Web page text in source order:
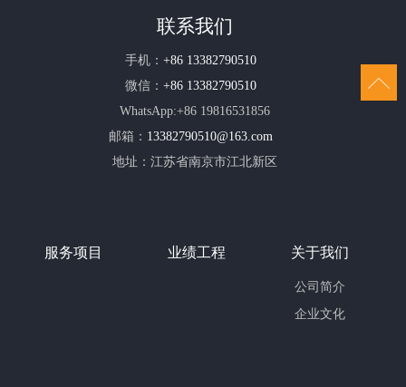
联系我们
手机： +86 13382790510
微信： +86 13382790510
WhatsApp:+86 19816531856
邮箱： 13382790510@163.com
地址：江苏省南京市江北新区
关于我们
公司简介
企业文化
业绩工程
服务项目